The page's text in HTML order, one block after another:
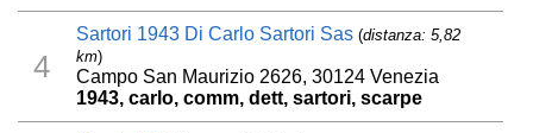
4
Sartori 1943 Di Carlo Sartori Sas (distanza: 5,82
km)
Campo San Maurizio 2626, 30124 Venezia
1943, carlo, comm, dett, sartori, scarpe